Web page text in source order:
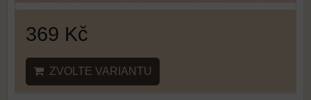
369 Kč
ZVOLTE VARIANTU